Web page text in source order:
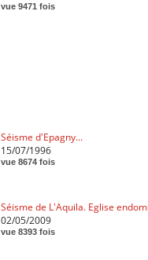
vue 9471 fois
Séisme d'Epagny...
15/07/1996
vue 8674 fois
Séisme de L'Aquila. Eglise
02/05/2009
vue 8393 fois